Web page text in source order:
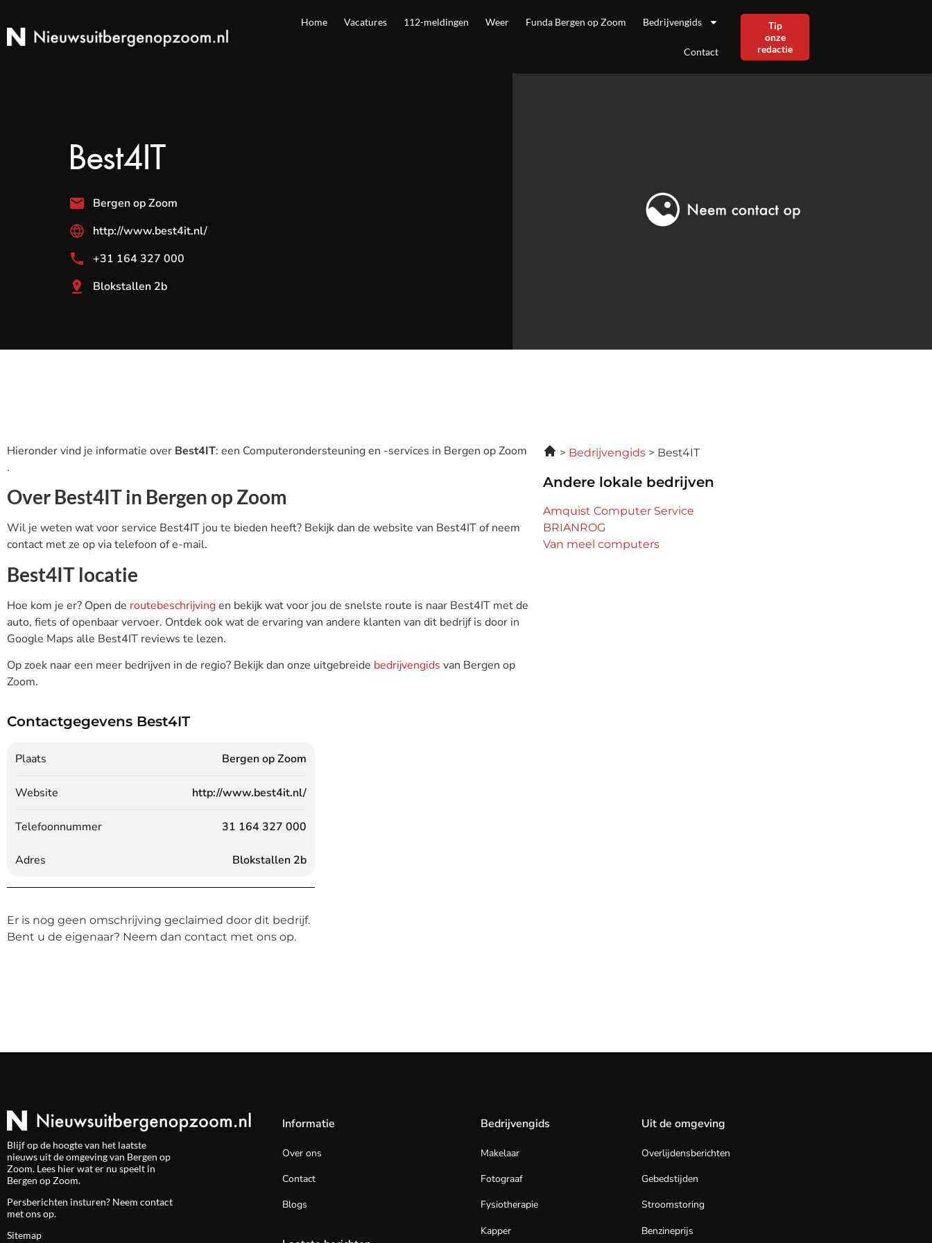
Home Vacatures 112-meldingen Weer Funda Bergen op Zoom Bedrijvengids
Contact
Tip
onze
redactie
Best4IT
Bergen op Zoom
http://www.best4it.nl/
+31 164 327 000
Blokstallen 2b
Hieronder vind je informatie over Best4IT: een Computerondersteuning en -services in Bergen op Zoom
.
Over Best4IT in Bergen op Zoom
Wil je weten wat voor service Best4IT jou te bieden heeft? Bekijk dan de website van Best4IT of neem
contact met ze op via telefoon of e-mail.
Best4IT locatie
Hoe kom je er? Open de routebeschrijvingen bekijk wat voor jou de snelste route is naar Best4IT met de
auto, fiets of openbaar vervoer. Ontdek ook wat de ervaring van andere klanten van dit bedrijf is door in
Google Maps alle Best4IT reviews te lezen.
Op zoek naar een meer bedrijven in de regio? Bekijk dan onze uitgebreide bedrijvengids van Bergen op
Zoom.
Bedrijvengids Best4IT
Andere lokale bedrijven
Amquist Computer Service
BRIANROG
Van meel computers
Contactgegevens Best4IT
Plaats Bergen op Zoom
Website http://www.best4it.nl/
Telefoonnummer 31 164 327 000
Adres Blokstallen 2b
Er is nog geen omschrijving geclaimed door dit bedrijf.
Bent u de eigenaar? Neem dan contact met ons op.
Blijf op de hoogte van het laatste
nieuws uit de omgeving van Bergen op
Zoom. Lees hier wat er nu speelt in
Bergen op Zoom.
Persberichten insturen? Neem contact
met ons op.
Sitemap
Informatie
Over ons
Contact
Blogs
Bedrijvengids
Makelaar
Fotograaf
Fysiotherapie
Kapper
Uit de omgeving
Overlijdensberichten
Gebedstijden
Stroomstoring
Benzineprijs